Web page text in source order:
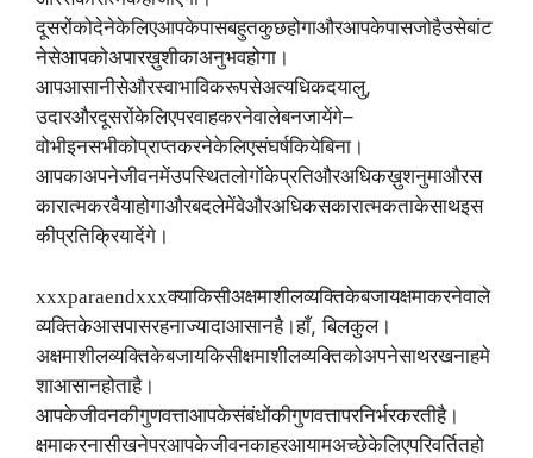
दूसरोंकोदेनेकेलिएआपकेपासबहुतकुछहोगाऔरआपकेपासजोहैउसेबांट
नेसेआपकोअपारख़ुशीकाअनुभवहोगा।
आपआसानीसेऔरस्वाभाविकरूपसेअत्यधिकदयालु,
उदारऔरदूसरोंकेलिएपरवाहकरनेवालेबनजायेंगे–
वोभीइनसभीकोप्राप्तकरनेकेलिएसंघर्षकियेबिना।
आपकाअपनेजीवनमेंउपस्थितलोगोंकेप्रतिऔरअधिकख़ुशनुमाऔरस
कारात्मकरवैयाहोगाऔरबदलेमेंवेऔरअधिकसकारात्मकताकेसाथइस
कीप्रतिक्रियादेंगे।
xxxparaendxxxक्याकिसीअक्षमाशीलव्यक्तिकेबजायक्षमाकरनेवाले
व्यक्तिकेआसपासरहनाज्यादाआसानहै।हाँ,बिलकुल।
अक्षमाशीलव्यक्तिकेबजायकिसीक्षमाशीलव्यक्तिकोअपनेसाथरखनाहमे
शाआसानहोताहै।
आपकेजीवनकीगुणवत्ताआपकेसंबंधोंकीगुणवत्तापरनिर्भरकरतीहै।
क्षमाकरनासीखनेपरआपकेजीवनकाहरआयामअच्छेकेलिएपरिवर्तितहो